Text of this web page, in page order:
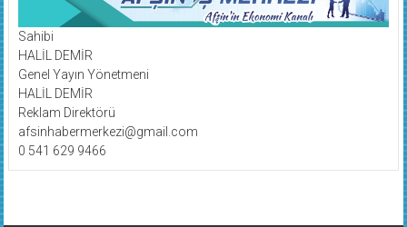
Sahibi
HALİL DEMİR
Genel Yayın Yönetmeni
HALİL DEMİR
Reklam Direktörü
afsinhabermerkezi@gmail.com
0 541 629 9466